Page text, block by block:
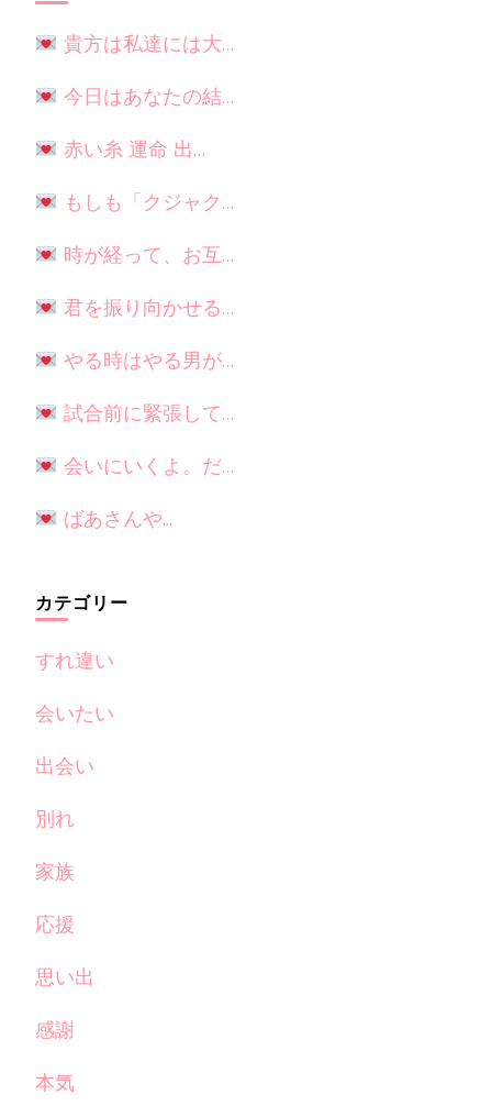
貴方は私達には大…
今日はあなたの結…
赤い糸 運命 出…
もしも「クジャク…
時が経って、お互…
君を振り向かせる…
やる時はやる男が…
試合前に緊張して…
会いにいくよ。だ…
ばあさんや...
カテゴリー
すれ違い
会いたい
出会い
別れ
家族
応援
思い出
感謝
本気